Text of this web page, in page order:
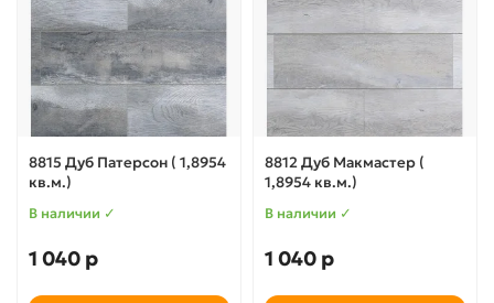
8815 Дуб Патерсон ( 1,8954
кв.м.)
В наличии ✓
1 040 р
8812 Дуб Макмастер (
1,8954 кв.м.)
В наличии ✓
1 040 р